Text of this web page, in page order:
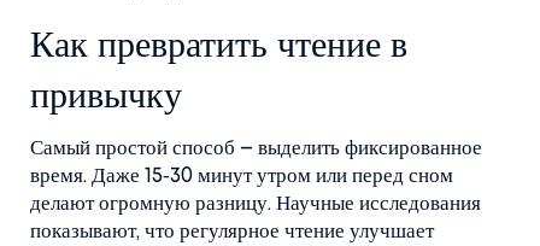
Как превратить чтение в
привычку
Самый простой способ – выделить фиксированное
время. Даже 15‑30 минут утром или перед сном
делают огромную разницу. Научные исследования
показывают, что регулярное чтение улучшает